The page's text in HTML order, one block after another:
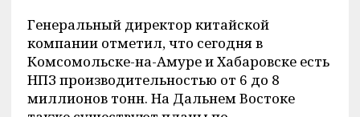
Генеральный директор китайской
компании отметил, что сегодня в
Комсомольске-на-Амуре и Хабаровске есть
НПЗ производительностью от 6 до 8
миллионов тонн. На Дальнем Востоке